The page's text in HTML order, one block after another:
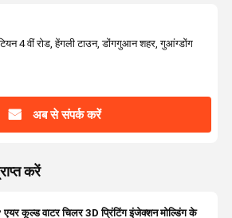
4 वीं रोड, हेंगली टाउन, डोंगगुआन शहर, गुआंग्डोंग
अब से संपर्क करें
करें
कूल्ड वाटर चिलर 3D प्रिंटिंग इंजेक्शन मोल्डिंग के